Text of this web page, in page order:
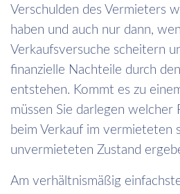
Verschulden des Vermieters
haben und auch nur dann,
Verkaufsversuche scheitern
finanzielle Nachteile durch
entstehen. Kommt es zu
müssen Sie darlegen welcher
beim Verkauf im vermieteten
unvermieteten Zustand
Am verhältnismäßig